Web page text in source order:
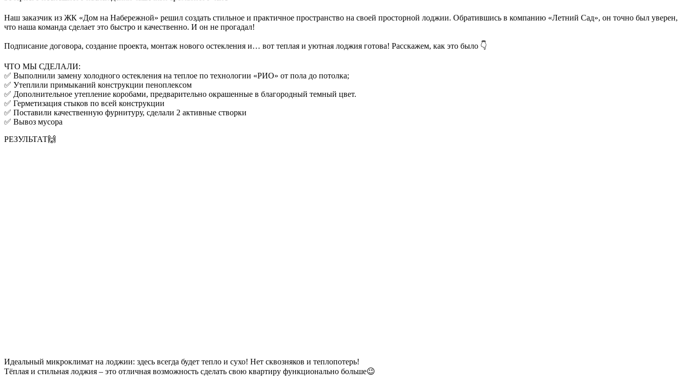
Наш заказчик из ЖК «Дом на Набережной» решил создать стильное и практичное пространство на своей просторной лоджии. Обратившись в компанию «Летний Сад», он точно был уверен,
что наша команда сделает это быстро и качественно. И он не прогадал!
Подписание договора, создание проекта, монтаж нового остекления и… вот теплая и уютная лоджия готова! Расскажем, как это было 👇
ЧТО МЫ СДЕЛАЛИ:
✅ Выполнили замену холодного остекления на теплое по технологии «РИО» от пола до потолка;
✅ Утеплили примыканий конструкции пеноплексом
✅ Дополнительное утепление коробами, предварительно окрашенные в благородный темный цвет.
✅ Герметизация стыков по всей конструкции
✅ Поставили качественную фурнитуру, сделали 2 активные створки
✅ Вывоз мусора
РЕЗУЛЬТАТ🙌
Идеальный микроклимат на лоджии: здесь всегда будет тепло и сухо! Нет сквозняков и теплопотерь!
Тёплая и стильная лоджия – это отличная возможность сделать свою квартиру функционально больше😉